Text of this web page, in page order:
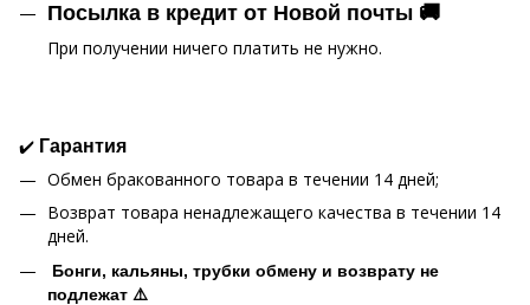
Посылка в кредит от Новой почты 🚚
При получении ничего платить не нужно.
✔️ Гарантия
Обмен бракованного товара в течении 14 дней;
Возврат товара ненадлежащего качества в течении 14
дней.
Бонги, кальяны, трубки обмену и возврату не
подлежат ⚠️